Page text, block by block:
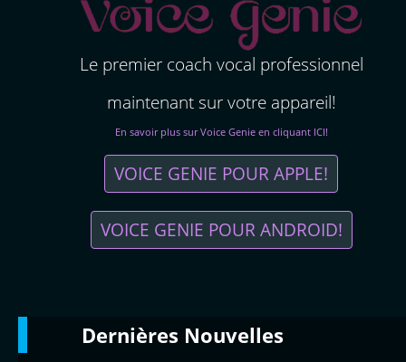
Le premier coach vocal professionnel
maintenant sur votre appareil!
En savoir plus sur Voice Genie en cliquant ICI!
VOICE GENIE POUR APPLE!
VOICE GENIE POUR ANDROID!
Dernières Νouvelles